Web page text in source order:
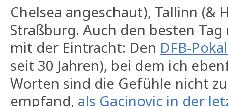
Chelsea angeschaut), Tallinn (&
Straßburg. Auch den besten
mit der Eintracht: Den DFB-
seit 30 Jahren), bei dem ich
Worten sind die Gefühle nicht
empfand, als Gacinovic in der